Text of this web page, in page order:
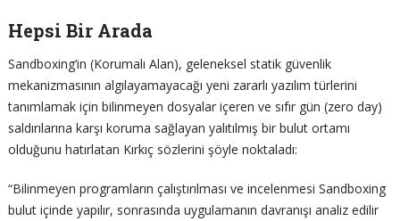
Hepsi Bir Arada
Sandboxing’in (Korumalı Alan), geleneksel statik güvenlik
mekanizmasının algılayamayacağı yeni zararlı yazılım türlerini
tanımlamak için bilinmeyen dosyalar içeren ve sıfır gün (zero day)
saldırılarına karşı koruma sağlayan yalıtılmış bir bulut ortamı
olduğunu hatırlatan Kırkıç sözlerini şöyle noktaladı:
“Bilinmeyen programların çalıştırılması ve incelenmesi Sandboxing
bulut içinde yapılır, sonrasında uygulamanın davranışı analiz edilir